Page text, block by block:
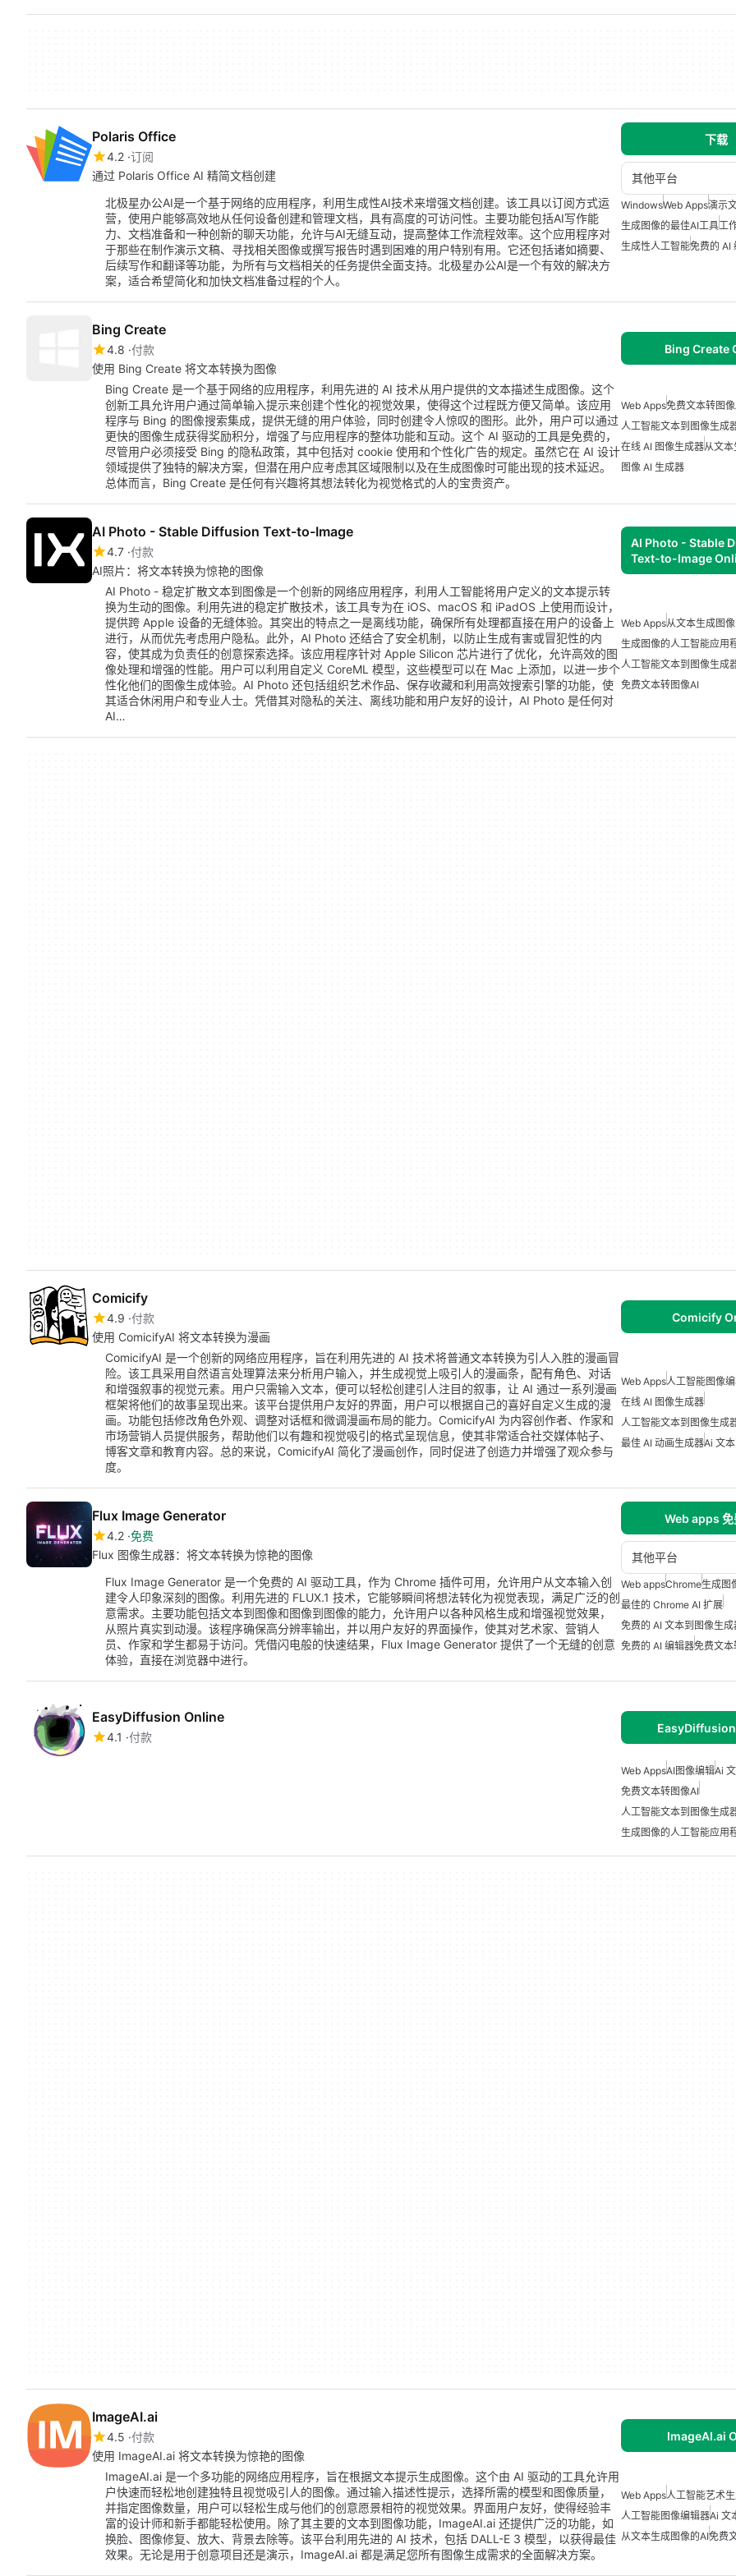
Polaris Office
4.2 订阅
通过 Polaris Office AI 精简文档创建
下载
其他平台
北极星办公AI是一个基于网络的应用程序，利用生成性AI技术来增强文档创建。该工具以订阅方式运
营，使用户能够高效地从任何设备创建和管理文档，具有高度的可访问性。主要功能包括AI写作能
力、文档准备和一种创新的聊天功能，允许与AI无缝互动，提高整体工作流程效率。这个应用程序对
于那些在制作演示文稿、寻找相关图像或撰写报告时遇到困难的用户特别有用。它还包括诸如摘要、
后续写作和翻译等功能，为所有与文档相关的任务提供全面支持。北极星办公AI是一个有效的解决方
案，适合希望简化和加快文档准备过程的个人。
WindowsWeb Apps演示
生成图像的最佳AI工具工
生成性人工智能免费的 AI
Bing Create
4.8 付款
使用 Bing Create 将文本转换为图像
Bing Create
Bing Create 是一个基于网络的应用程序，利用先进的 AI 技术从用户提供的文本描述生成图像。这个
创新工具允许用户通过简单输入提示来创建个性化的视觉效果，使得这个过程既方便又简单。该应用
程序与 Bing 的图像搜索集成，提供无缝的用户体验，同时创建令人惊叹的图形。此外，用户可以通过
更快的图像生成获得奖励积分，增强了与应用程序的整体功能和互动。这个 AI 驱动的工具是免费的，
尽管用户必须接受 Bing 的隐私政策，其中包括对 cookie 使用和个性化广告的规定。虽然它在 AI 设计
领域提供了独特的解决方案，但潜在用户应考虑其区域限制以及在生成图像时可能出现的技术延迟。
总体而言，Bing Create 是任何有兴趣将其想法转化为视觉格式的人的宝贵资产。
Web Apps免费文本转图
人工智能文本到图像生成
在线 AI 图像生成器从文
图像 AI 生成器
AI Photo - Stable Diffusion Text-to-Image
4.7 付款
AI照片：将文本转换为惊艳的图像
AI Photo - Stable
Text-to-Image
AI Photo - 稳定扩散文本到图像是一个创新的网络应用程序，利用人工智能将用户定义的文本提示转
换为生动的图像。利用先进的稳定扩散技术，该工具专为在 iOS、macOS 和 iPadOS 上使用而设计，
提供跨 Apple 设备的无缝体验。其突出的特点之一是离线功能，确保所有处理都直接在用户的设备上
进行，从而优先考虑用户隐私。此外，AI Photo 还结合了安全机制，以防止生成有害或冒犯性的内
容，使其成为负责任的创意探索选择。该应用程序针对 Apple Silicon 芯片进行了优化，允许高效的图
像处理和增强的性能。用户可以利用自定义 CoreML 模型，这些模型可以在 Mac 上添加，以进一步个
性化他们的图像生成体验。AI Photo 还包括组织艺术作品、保存收藏和利用高效搜索引擎的功能，使
其适合休闲用户和专业人士。凭借其对隐私的关注、离线功能和用户友好的设计，AI Photo 是任何对
AI…
Web Apps从文本生成图
生成图像的人工智能应用
人工智能文本到图像生成
免费文本转图像AI
Comicify
4.9 付款
使用 ComicifyAI 将文本转换为漫画
Comicify
ComicifyAI 是一个创新的网络应用程序，旨在利用先进的 AI 技术将普通文本转换为引人入胜的漫画冒
险。该工具采用自然语言处理算法来分析用户输入，并生成视觉上吸引人的漫画条，配有角色、对话
和增强叙事的视觉元素。用户只需输入文本，便可以轻松创建引人注目的叙事，让 AI 通过一系列漫画
框架将他们的故事呈现出来。该平台提供用户友好的界面，用户可以根据自己的喜好自定义生成的漫
画。功能包括修改角色外观、调整对话框和微调漫画布局的能力。ComicifyAI 为内容创作者、作家和
市场营销人员提供服务，帮助他们以有趣和视觉吸引的格式呈现信息，使其非常适合社交媒体帖子、
博客文章和教育内容。总的来说，ComicifyAI 简化了漫画创作，同时促进了创造力并增强了观众参与
度。
Web Apps人工智能图像
在线 AI 图像生成器
人工智能文本到图像生成
最佳 AI 动画生成器Ai 文
Flux Image Generator
4.2 免费
Flux 图像生成器：将文本转换为惊艳的图像
Web apps 免
其他平台
Flux Image Generator 是一个免费的 AI 驱动工具，作为 Chrome 插件可用，允许用户从文本输入创
建令人印象深刻的图像。利用先进的 FLUX.1 技术，它能够瞬间将想法转化为视觉表现，满足广泛的创
意需求。主要功能包括文本到图像和图像到图像的能力，允许用户以各种风格生成和增强视觉效果，
从照片真实到动漫。该程序确保高分辨率输出，并以用户友好的界面操作，使其对艺术家、营销人
员、作家和学生都易于访问。凭借闪电般的快速结果，Flux Image Generator 提供了一个无缝的创意
体验，直接在浏览器中进行。
Web appsChrome生成图
最佳的 Chrome AI 扩展
免费的 AI 文本到图像生成
免费的 AI 编辑器免费文本
EasyDiffusion Online
4.1 付款
Web AppsAI图像编辑Ai
免费文本转图像AI
人工智能文本到图像生成
生成图像的人工智能应用
ImageAI.ai
4.5 付款
使用 ImageAI.ai 将文本转换为惊艳的图像
ImageAI.ai
ImageAI.ai 是一个多功能的网络应用程序，旨在根据文本提示生成图像。这个由 AI 驱动的工具允许用
户快速而轻松地创建独特且视觉吸引人的图像。通过输入描述性提示，选择所需的模型和图像质量，
并指定图像数量，用户可以轻松生成与他们的创意愿景相符的视觉效果。界面用户友好，使得经验丰
富的设计师和新手都能轻松使用。除了其主要的文本到图像功能，ImageAI.ai 还提供广泛的功能，如
换脸、图像修复、放大、背景去除等。该平台利用先进的 AI 技术，包括 DALL-E 3 模型，以获得最佳
效果。无论是用于创意项目还是演示，ImageAI.ai 都是满足您所有图像生成需求的全面解决方案。
Web Apps人工智能艺术
人工智能图像编辑器Ai 文
从文本生成图像的AI免费